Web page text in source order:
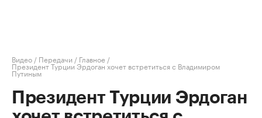
Видео / Передачи / Главное /
Президент Турции Эрдоган хочет встретиться с Владимиром
Путиным
Президент Турции Эрдоган